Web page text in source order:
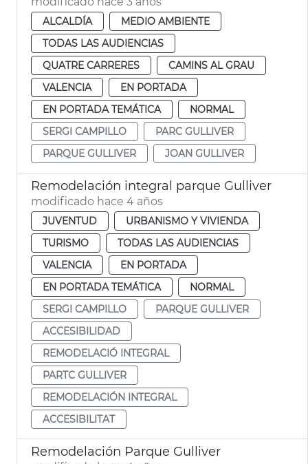
ALCALDÍA
MEDIO AMBIENTE
TODAS LAS AUDIENCIAS
QUATRE CARRERES
CAMINS AL GRAU
VALENCIA
EN PORTADA
EN PORTADA TEMÁTICA
NORMAL
SERGI CAMPILLO
PARC GULLIVER
PARQUE GULLIVER
JOAN GULLIVER
Remodelación integral parque Gulliver
modificado hace 4 años
JUVENTUD
URBANISMO Y VIVIENDA
TURISMO
TODAS LAS AUDIENCIAS
VALENCIA
EN PORTADA
EN PORTADA TEMÁTICA
NORMAL
SERGI CAMPILLO
PARQUE GULLIVER
ACCESIBILIDAD
REMODELACIÓ INTEGRAL
PARTC GULLIVER
REMODELACIÓN INTEGRAL
ACCESIBILITAT
Remodelación Parque Gulliver